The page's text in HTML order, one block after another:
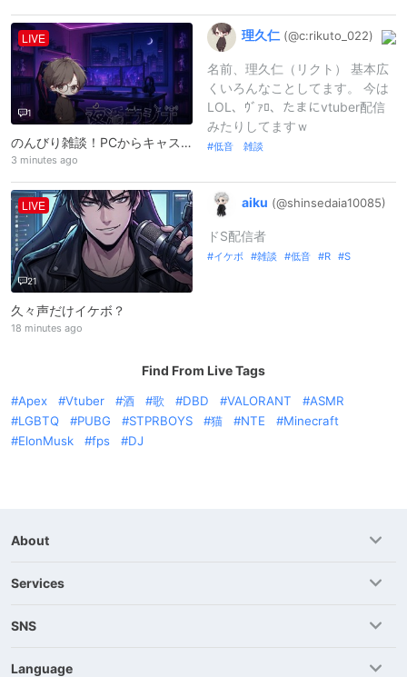
LIVE
1
のんびり雑談！PCからキャス配信中 -
3 minutes ago
理久仁 (@c:rikuto_ 022)
名前、理久仁（リクト） 基本広
くいろんなことしてます。 今は
LOL、ｳﾞｧﾛ、たまにvtuber配信
みたりしてますｗ
低音 雑談
LIVE
21
久々声だけイケボ？
18 minutes ago
aiku (@shinsedaia10085)
ドS配信者
イケボ 雑談 低音 R S
Find From Live Tags
Apex Vtuber 酒 歌 DBD VALORANT
ASMR
LGBTQ
PUBG STPRBOYS 猫 NTE
Minecraft
ElonMusk
fps DJ
About
Services
SNS
Language